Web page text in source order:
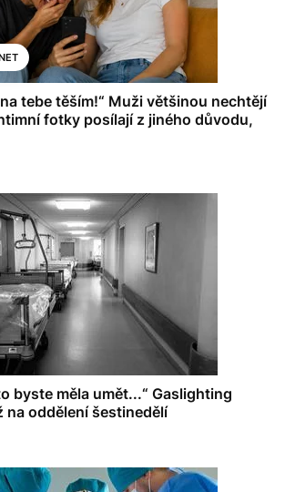
tebe těším!“ Muži většinou nechtějí
fotky posílají z jiného důvodu,
byste měla umět...“ Gaslighting
na oddělení šestinedělí